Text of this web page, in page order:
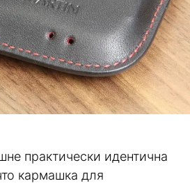
практически идентична
кармашка для